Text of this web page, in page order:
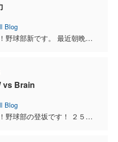
Blog
こんにちは！野球部新です。 最近朝晩の気温も徐々に下がってきて季節も本格的に秋って感じですね！ プロ野球のペナントもセリーグ、パリーグ優勝が決まりましたが、優勝するチームというのは ...
vs Brain
Blog
こんにちは！野球部の登坂です！ ２５日に市民球場でKOWTOWと一戦やってきました！ 自分の投げ込み不足もあり、７回を投げきることが できませんでした。 良...